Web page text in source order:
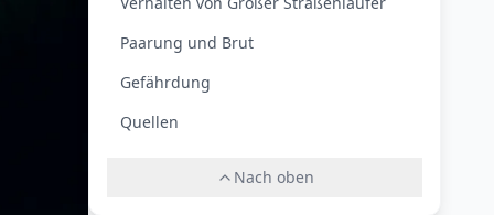
Paarung und Brut
Gefährdung
Quellen
Nach oben